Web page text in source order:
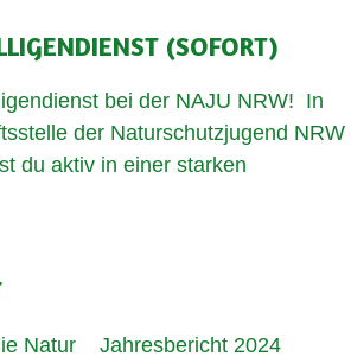
(SOFORT)
bei der NAJU NRW! In
der Naturschutzjugend NRW
du aktiv in einer starken
Natur Jahresbericht 2024